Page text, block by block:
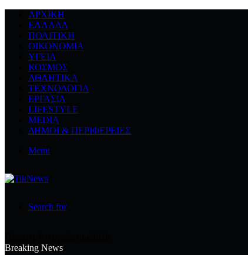
ΑΡΧΙΚΉ
ΕΛΛΆΔΑ
ΠΟΛΙΤΙΚΉ
ΟΙΚΟΝΟΜΊΑ
ΥΓΕΊΑ
ΚΌΣΜΟΣ
ΑΘΛΗΤΙΚΆ
ΤΕΧΝΟΛΟΓΙΆ
ΕΡΓΑΣΊΑ
LIFESTYLE
MEDIA
ΔΉΜΟΙ & ΠΕΡΙΦΈΡΕΙΕΣ
Menu
Search for
Breaking News